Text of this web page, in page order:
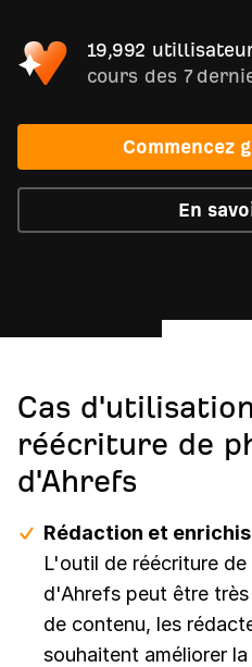
19,992
cours des 7
Commencez
En
Cas
réécriture de
d'Ahrefs
Rédaction et
L'outil de réécriture
d'Ahrefs peut être
de contenu, les
souhaitent améliorer